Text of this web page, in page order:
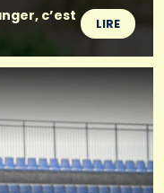
c’est
LIRE